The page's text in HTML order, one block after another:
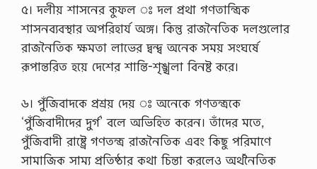
৫। দলীয় শাসনের কুফল ঃ দল প্রথা গণতান্ত্রিক
শাসনব্যবস্থার অপরিহার্য অঙ্গ। কিন্তু রাজনৈতিক দলগুলোর
রাজনৈতিক ক্ষমতা লাভের দ্বন্দ্ব অনেক সময় সংঘর্ষে
রূপান্তরিত হয়ে দেশের শান্তি-শৃঙ্খলা বিনষ্ট করে।
৬। পুঁজিবাদকে প্রশ্রয় দেয় ঃ অনেকে গণতন্ত্রকে
‘পুঁজিবাদীদের দুর্গ’ বলে অভিহিত করেন। তাঁদের মতে,
পুঁজিবাদী রাষ্ট্রে গণতন্ত্র রাজনৈতিক এবং কিছু পরিমাণে
সামাজিক সাম্য প্রতিষ্ঠার কথা চিন্তা করলেও অর্থনৈতিক